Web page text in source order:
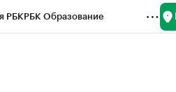
РБКРБК Образование